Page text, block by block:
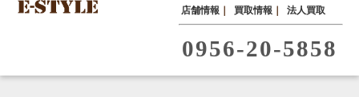
店舗情報 買取情報 法人買取
0956-20-5858